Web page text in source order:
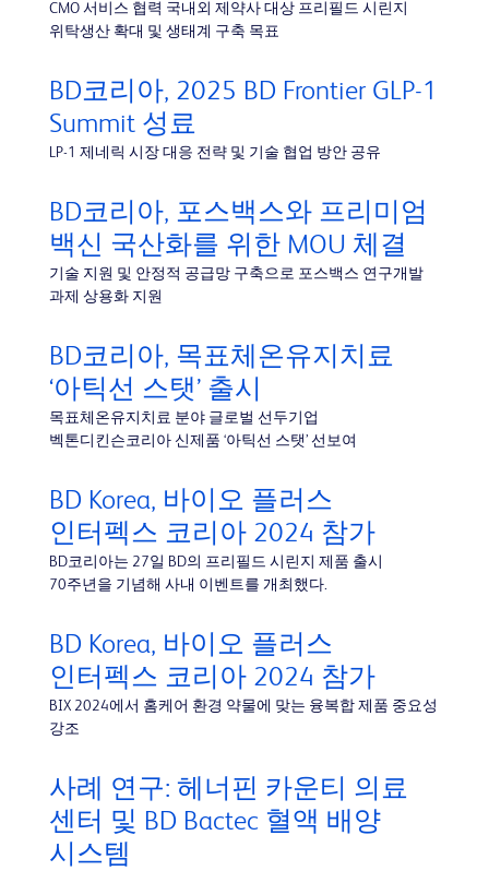
CMO 서비스 협력 국내외 제약사 대상 프리필드 시린지
위탁생산 확대 및 생태계 구축 목표
BD코리아, 2025 BD Frontier GLP-1
Summit 성료
LP-1 제네릭 시장 대응 전략 및 기술 협업 방안 공유
BD코리아, 포스백스와 프리미엄
백신 국산화를 위한 MOU 체결
기술 지원 및 안정적 공급망 구축으로 포스백스 연구개발
과제 상용화 지원
BD코리아, 목표체온유지치료
‘아틱선 스탯’ 출시
목표체온유지치료 분야 글로벌 선두기업
벡톤디킨슨코리아 신제품 ‘아틱선 스탯’ 선보여
BD Korea, 바이오 플러스
인터펙스 코리아 2024 참가
BD코리아는 27일 BD의 프리필드 시린지 제품 출시
70주년을 기념해 사내 이벤트를 개최했다.
BD Korea, 바이오 플러스
인터펙스 코리아 2024 참가
BIX 2024에서 홈케어 환경 약물에 맞는 융복합 제품 중요성
강조
사례 연구: 헤너핀 카운티 의료
센터 및 BD Bactec 혈액 배양
시스템